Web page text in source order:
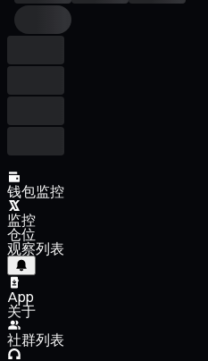
钱包监控
监控
仓位
观察列表
App
关于
社群列表